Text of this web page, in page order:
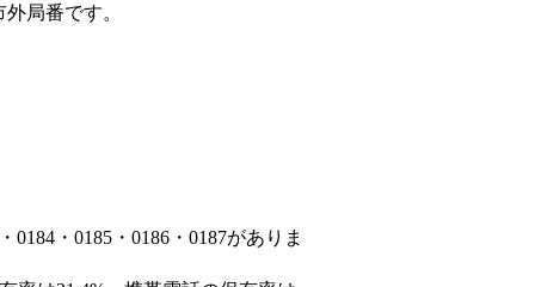
局番です。
・0185・0186・0187がありま